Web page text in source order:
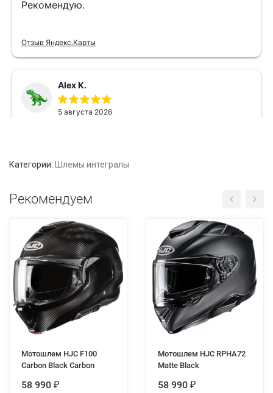
Категории: Шлемы интегралы
Рекомендуем
Мотошлем HJC F100
Carbon Black Carbon
58 990 ₽
Мотошлем HJC RPHA72
Matte Black
58 990 ₽